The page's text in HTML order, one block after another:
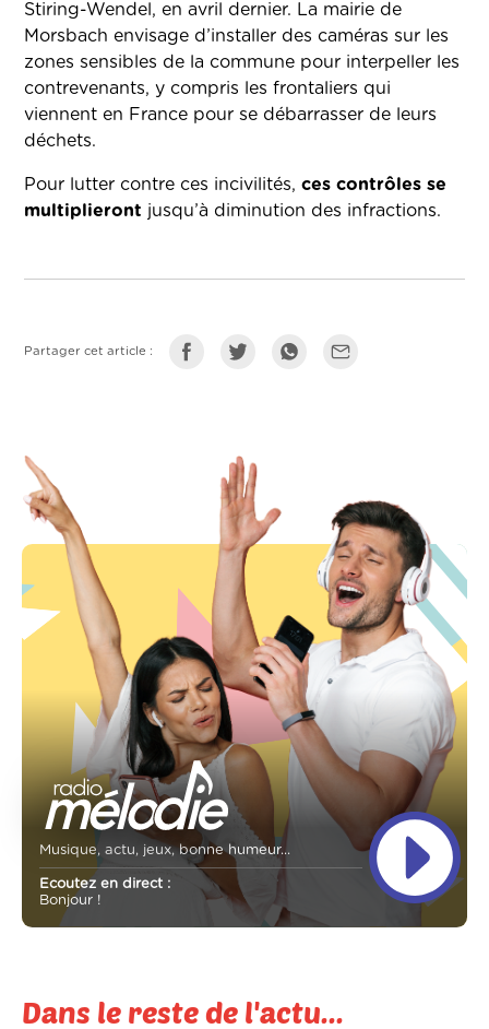
Stiring-Wendel, en avril dernier. La mairie de
Morsbach envisage d’installer des caméras sur les
zones sensibles de la commune pour interpeller les
contrevenants, y compris les frontaliers qui
viennent en France pour se débarrasser de leurs
déchets.
Pour lutter contre ces incivilités,ces contrôles se
multiplieront jusqu’à diminution des infractions.
Partager cet article :
Musique, actu, jeux, bonne humeur...
Ecoutez en direct :
Bonjour !
Dans le reste de l'actu...